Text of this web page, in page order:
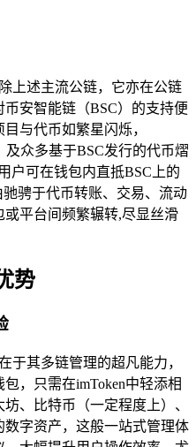
上述主流公链，它亦在公链
安智能链（BSC）的支持便
与代币如繁星闪烁，
众多基于BSC发行的代币熠
户可在钱包内直抵BSC上的
骋于代币转账、交易、流动
平台间频繁辗转,尽显丝滑
势
于其多链管理的超凡能力，
，只需在imToken中轻添相
、比特币（一定程度上）、
字资产，这般一站式管理体